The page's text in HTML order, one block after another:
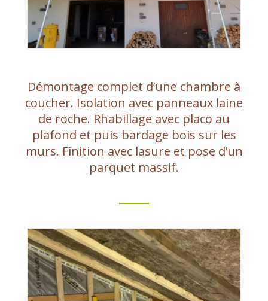
Démontage complet d’une chambre à
coucher. Isolation avec panneaux laine
de roche. Rhabillage avec placo au
plafond et puis bardage bois sur les
murs. Finition avec lasure et pose d’un
parquet massif.